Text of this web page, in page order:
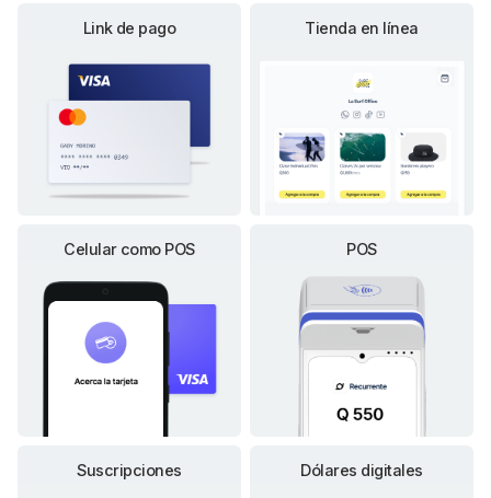
Link de pago Tienda en línea
Celular como POS POS
Suscripciones Dólares digitales